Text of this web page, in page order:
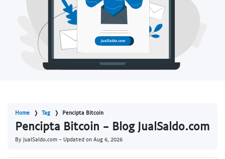
Home Tag Pencipta Bitcoin
Pencipta Bitcoin - Blog JualSaldo.com
By JualSaldo.com - Updated on Aug 6, 2026